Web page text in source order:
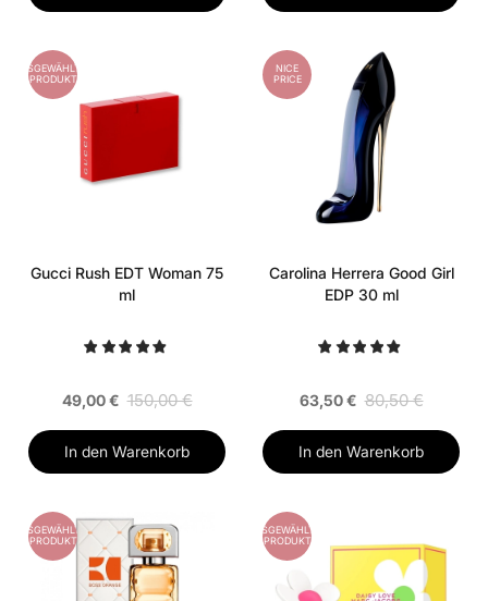
AUSGEWÄHLTES
PRODUKT
Gucci Rush EDT Woman 75
ml
49,00 € 150,00 €
In den Warenkorb
NICE
PRICE
Carolina Herrera Good Girl
EDP 30 ml
63,50 € 80,50 €
In den Warenkorb
AUSGEWÄHLTES
PRODUKT
AUSGEWÄHLTES
PRODUKT